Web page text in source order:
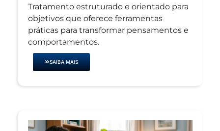
Tratamento estruturado e orientado para
objetivos que oferece ferramentas
práticas para transformar pensamentos e
comportamentos.
SAIBA MAIS